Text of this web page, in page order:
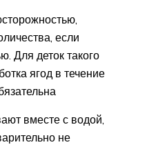
если
Для деток такого
ягод в течение
вместе с водой,
не